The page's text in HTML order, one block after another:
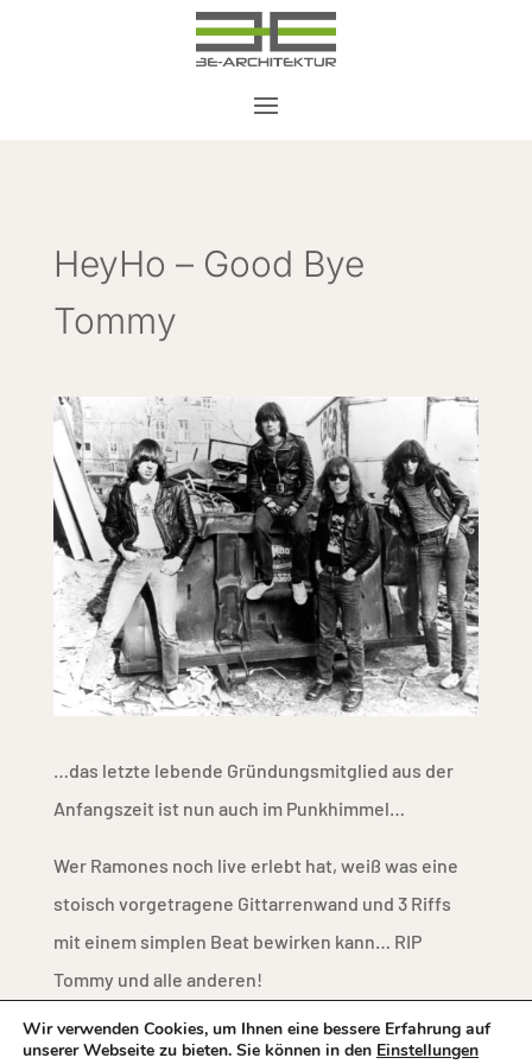
HeyHo – Good Bye
Tommy
…das letzte lebende Gründungsmitglied aus der
Anfangszeit ist nun auch im Punkhimmel…
Wer Ramones noch live erlebt hat, weiß was eine
stoisch vorgetragene Gittarrenwand und 3 Riffs
mit einem simplen Beat bewirken kann… RIP
Tommy und alle anderen!
Wir verwenden Cookies, um Ihnen eine bessere Erfahrung auf
unserer Webseite zu bieten. Sie können in den Einstellungen